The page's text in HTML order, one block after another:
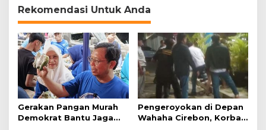
m
C
S
R
d
a
r
i
P
L
T
U
Rekomendasi Untuk Anda
Gerakan Pangan Murah
Demokrat Bantu Jaga
Pengeroyokan di Depan
Wahaha Cirebon, Korban